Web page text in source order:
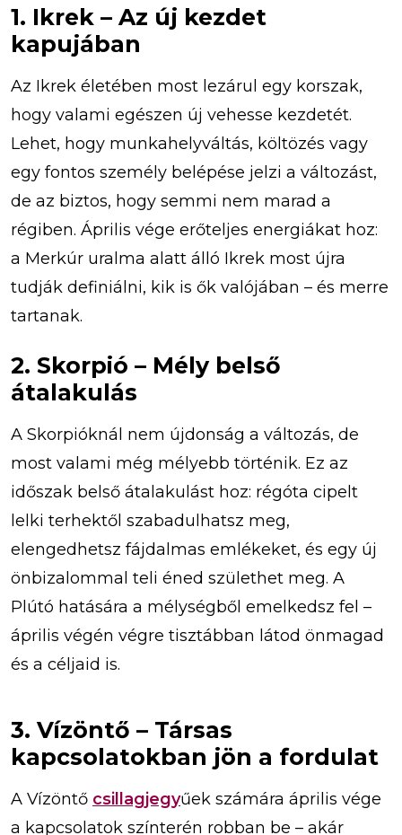
1. Ikrek – Az új kezdet
kapujában
Az Ikrek életében most lezárul egy korszak,
hogy valami egészen új vehesse kezdetét.
Lehet, hogy munkahelyváltás, költözés vagy
egy fontos személy belépése jelzi a változást,
de az biztos, hogy semmi nem marad a
régiben. Április vége erőteljes energiákat hoz:
a Merkúr uralma alatt álló Ikrek most újra
tudják definiálni, kik is ők valójában – és merre
tartanak.
2. Skorpió – Mély belső
átalakulás
A Skorpióknál nem újdonság a változás, de
most valami még mélyebb történik. Ez az
időszak belső átalakulást hoz: régóta cipelt
lelki terhektől szabadulhatsz meg,
elengedhetsz fájdalmas emlékeket, és egy új
önbizalommal teli éned születhet meg. A
Plútó hatására a mélységből emelkedsz fel –
április végén végre tisztábban látod önmagad
és a céljaid is.
3. Vízöntő – Társas
kapcsolatokban jön a fordulat
A Vízöntő csillagjegyűek számára április vége
a kapcsolatok színterén robban be – akár